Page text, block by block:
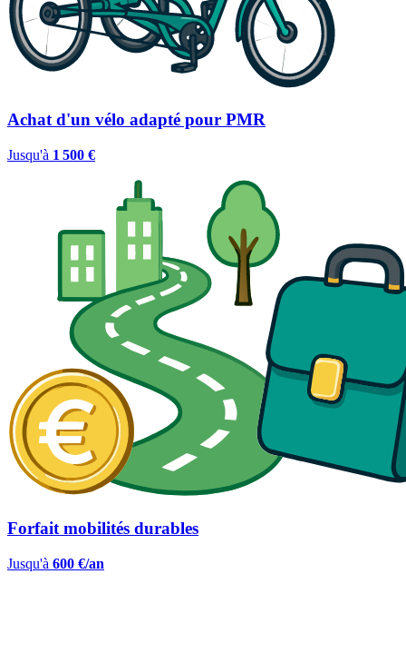
Achat d'un vélo adapté pour PMR
Jusqu'à 1 500 €
Forfait mobilités durables
Jusqu'à 600 €/an